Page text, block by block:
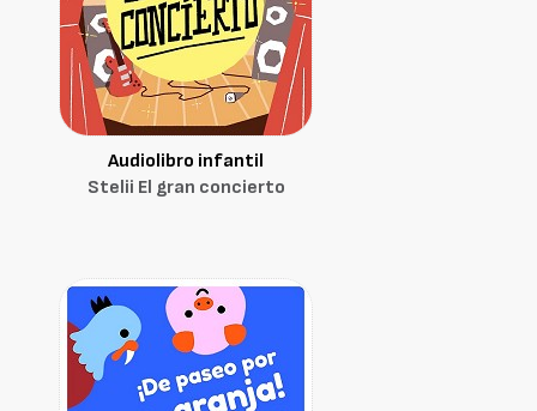
Audiolibro infantil
Stelii El gran concierto